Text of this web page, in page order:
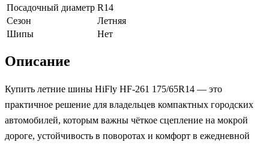
Посадочный диаметр R14
Сезон
Летняя
Шипы
Нет
Описание
Купить летние шины HiFly HF-261 175/65R14 — это
практичное решение для владельцев компактных городских
автомобилей, которым важны чёткое сцепление на мокрой
дороге, устойчивость в поворотах и комфорт в ежедневной